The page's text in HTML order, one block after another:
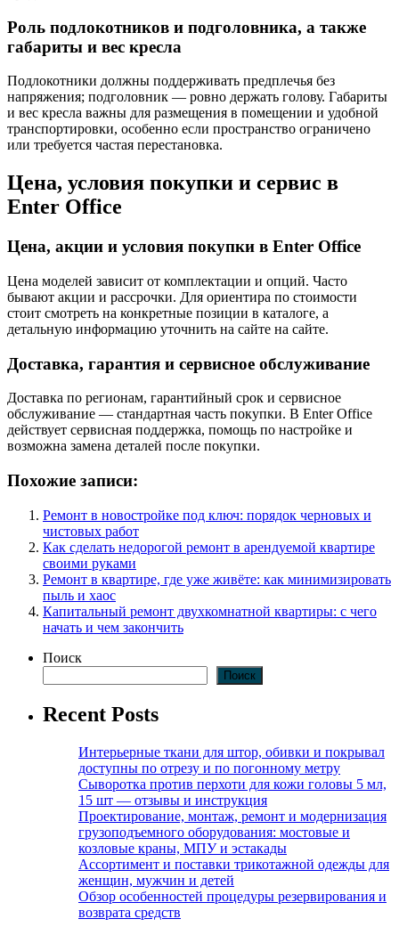
Роль подлокотников и подголовника, а также
габариты и вес кресла
Подлокотники должны поддерживать предплечья без
напряжения; подголовник — ровно держать голову. Габариты
и вес кресла важны для размещения в помещении и удобной
транспортировки, особенно если пространство ограничено
или требуется частая перестановка.
Цена, условия покупки и сервис в
Enter Office
Цена, акции и условия покупки в Enter Office
Цена моделей зависит от комплектации и опций. Часто
бывают акции и рассрочки. Для ориентира по стоимости
стоит смотреть на конкретные позиции в каталоге, а
детальную информацию уточнить на сайте на сайте.
Доставка, гарантия и сервисное обслуживание
Доставка по регионам, гарантийный срок и сервисное
обслуживание — стандартная часть покупки. В Enter Office
действует сервисная поддержка, помощь по настройке и
возможна замена деталей после покупки.
Похожие записи:
Ремонт в новостройке под ключ: порядок черновых и
чистовых работ
Как сделать недорогой ремонт в арендуемой квартире
своими руками
Ремонт в квартире, где уже живёте: как минимизировать
пыль и хаос
Капитальный ремонт двухкомнатной квартиры: с чего
начать и чем закончить
Поиск
Поиск
Recent Posts
Интерьерные ткани для штор, обивки и покрывал
доступны по отрезу и по погонному метру
Сыворотка против перхоти для кожи головы 5 мл,
15 шт — отзывы и инструкция
Проектирование, монтаж, ремонт и модернизация
грузоподъемного оборудования: мостовые и
козловые краны, МПУ и эстакады
Ассортимент и поставки трикотажной одежды для
женщин, мужчин и детей
Обзор особенностей процедуры резервирования и
возврата средств